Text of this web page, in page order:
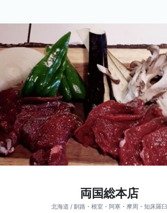
両国総本店
北海道 / 釧路・根室・阿寒・摩周・知床羅臼